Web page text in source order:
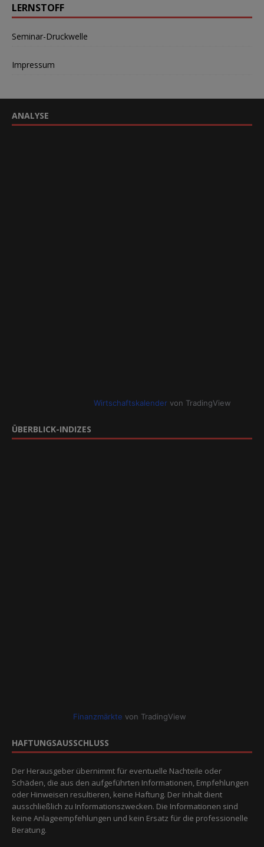
LERNSTOFF
Seminar-Druckwelle
Impressum
ANALYSE
Wirtschaftskalendervon TradingView
ÜBERBLICK-INDIZES
Finanzmärkte von TradingView
HAFTUNGSAUSSCHLUSS
Der Herausgeber übernimmt für eventuelle Nachteile oder
Schäden, die aus den aufgeführten Informationen, Empfehlungen
oder Hinweisen resultieren, keine Haftung. Der Inhalt dient
ausschließlich zu Informationszwecken. Die Informationen sind
keine Anlageempfehlungen und kein Ersatz für die professionelle
Beratung.